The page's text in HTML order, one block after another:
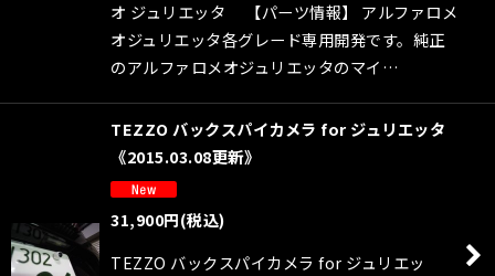
オ ジュリエッタ 【パーツ情報】 アルファロメ
オジュリエッタ各グレード専用開発です。純正
のアルファロメオジュリエッタのマイ…
TEZZO バックスパイカメラ for ジュリエッタ
《2015.03.08更新》
31,900円(税込)
TEZZO バックスパイカメラ for ジュリエッ